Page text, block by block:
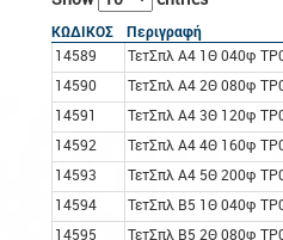
ΚΩΔΙΚΟΣ
Περιγραφή
14589
ΤετΣπλ A4 1Θ 040φ
14590
ΤετΣπλ A4 2Θ 080φ
14591
ΤετΣπλ A4 3Θ 120φ
14592
ΤετΣπλ A4 4Θ 160φ
14593
ΤετΣπλ A4 5Θ 200φ
14594
ΤετΣπλ B5 1Θ 040φ
14595
ΤετΣπλ B5 2Θ 080φ